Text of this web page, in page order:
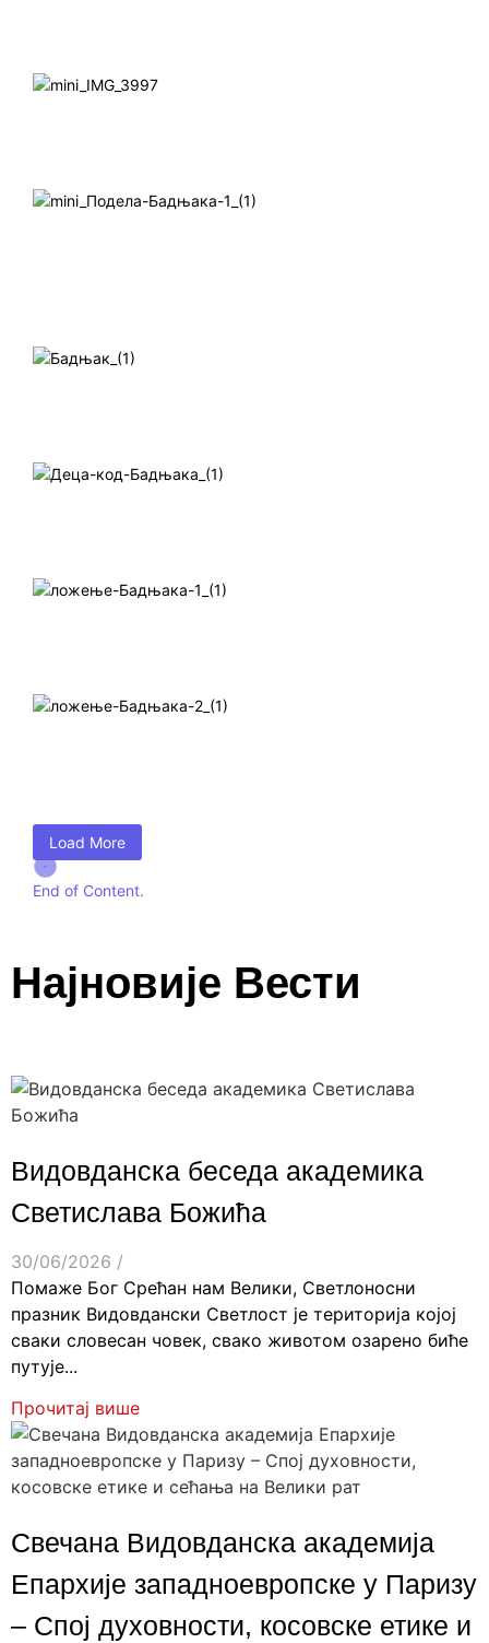
Load More
End of Content.
Најновије Вести
Видовданска беседа академика
Светислава Божића
30/06/2026 /
Помаже Бог Срећан нам Велики, Светлоносни
празник Видовдански Светлост је територија којој
сваки словесан човек, свако животом озарено биће
путује...
Прочитај више
Свечана Видовданска академија
Епархије западноевропске у Паризу
– Спој духовности, косовске етике и